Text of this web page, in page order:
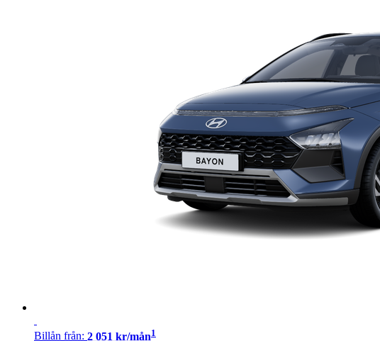
Billån från: 2 051 kr/mån1